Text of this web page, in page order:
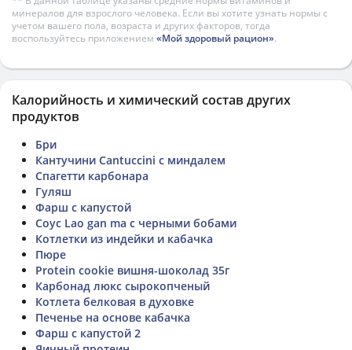
минералов для взрослого человека. Если вы хотите узнать нормы с
учетом вашего пола, возраста и других факторов, тогда
воспользуйтесь приложением «Мой здоровый рацион».
Калорийность и химический состав других
продуктов
Бри
Кантучини Cantuccini с миндалем
Спагетти карбонара
Гуляш
Фарш с капустой
Соус Lao gan ma с черными бобами
Котлетки из индейки и кабачка
Пюре
Protein cookie вишня-шоколад 35г
Карбонад люкс сырокопченый
Котлета белковая в духовке
Печенье на основе кабачка
Фарш с капустой 2